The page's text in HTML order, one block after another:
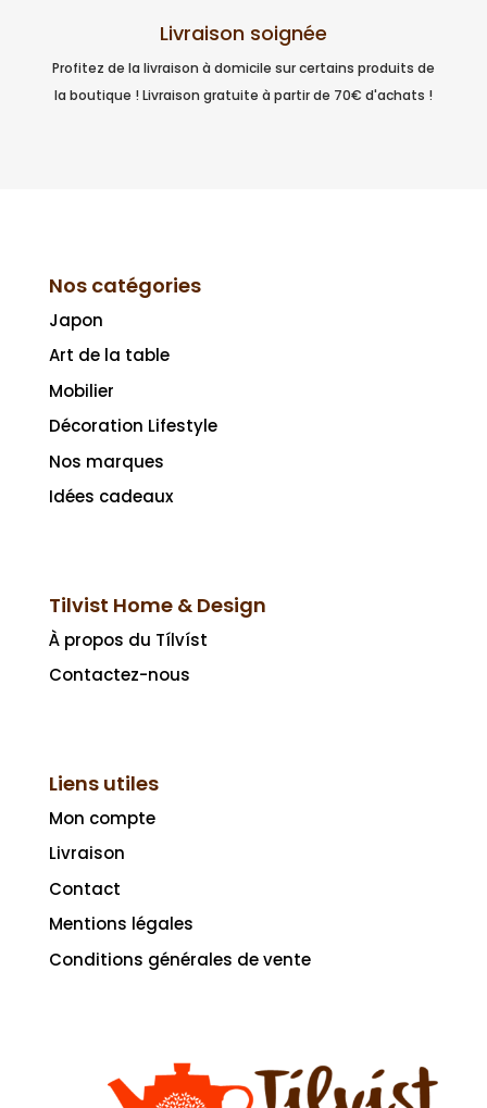
Livraison soignée
Profitez de la livraison à domicile sur certains produits de
la boutique ! Livraison gratuite à partir de 70€ d'achats !
Nos catégories
Japon
Art de la table
Mobilier
Décoration Lifestyle
Nos marques
Idées cadeaux
Tilvist Home & Design
À propos du Tílvíst
Contactez-nous
Liens utiles
Mon compte
Livraison
Contact
Mentions légales
Conditions générales de vente